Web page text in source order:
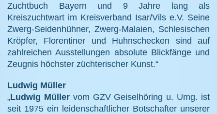
Zuchtbuch Bayern und 9 Jahre lang als
Kreiszuchtwart im Kreisverband Isar/Vils e.V. Seine
Zwerg-Seidenhühner, Zwerg-Malaien, Schlesischen
Kröpfer, Florentiner und Huhnschecken sind auf
zahlreichen Ausstellungen absolute Blickfänge und
Zeugnis höchster züchterischer Kunst.“
Ludwig Müller
„Ludwig Müllervom GZV Geiselhöring u. Umg. ist
seit 1975 ein leidenschaftlicher Botschafter unserer